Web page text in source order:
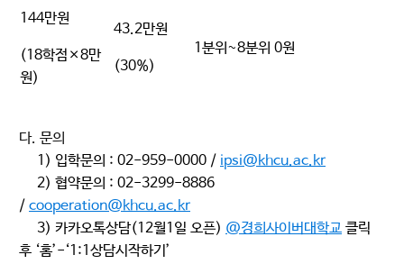
144만원
(18학점 ×8만
원)
43.2만원
(30%)
1분위 ~8분위 0원
다. 문의
1) 입학문의 : 02-959-0000 / ipsi@khcu.ac.kr
2) 협약문의 : 02-3299-8886
/ cooperation@khcu.ac.kr
3) 카카오톡상담(12월1 일 오픈) @경희사이버대학교 클릭
후 ‘홈’-‘1:1상담시작하기 ’